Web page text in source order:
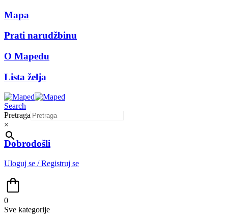
Mapa
Prati narudžbinu
O Mapedu
Lista želja
Search
Pretraga
×
Dobrodošli
Uloguj se / Registruj se
0
Sve kategorije